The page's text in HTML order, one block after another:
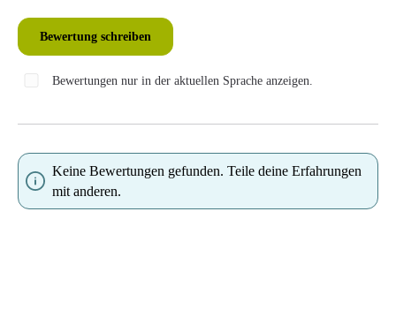
Bewertung schreiben
Bewertungen nur in der aktuellen Sprache anzeigen.
Keine Bewertungen gefunden. Teile deine Erfahrungen
mit anderen.